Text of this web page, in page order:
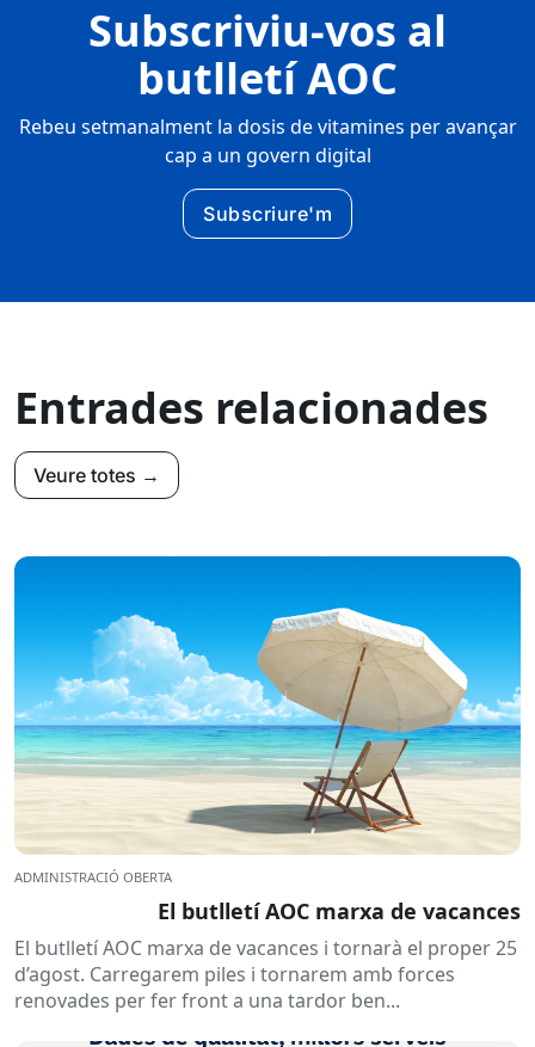
Subscriviu-vos al
butlletí AOC
Rebeu setmanalment la dosis de vitamines per avançar
cap a un govern digital
Subscriure'm
Entrades relacionades
Veure totes →
ADMINISTRACIÓ OBERTA
El butlletí AOC marxa de vacances
El butlletí AOC marxa de vacances i tornarà el proper 25
d’agost. Carregarem piles i tornarem amb forces
renovades per fer front a una tardor ben...